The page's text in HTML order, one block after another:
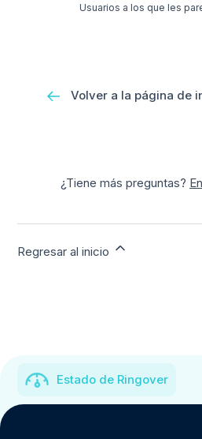
Usuarios a los que les
Volver a la página de
¿Tiene más preguntas?
Regresar al inicio
Estado de Ringover